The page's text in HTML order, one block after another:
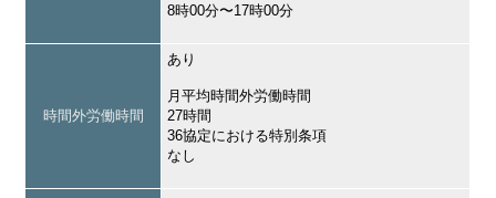
8時00分〜17時00分
時間外労働時間
あり
月平均時間外労働時間
27時間
36協定における特別条項
なし